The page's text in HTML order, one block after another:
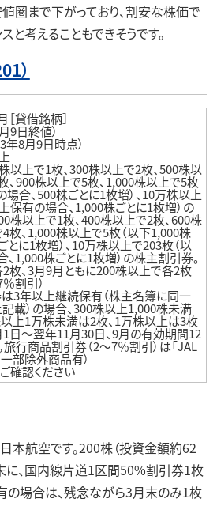
圏まで下がっており、割安な株価で
と考えることもできそうです。
）
［貸借銘柄］
9日終値）
年8月9日時点）
以上で1枚、300株以上で2枚、500株以
、900株以上で5枚、1,000株以上で5枚
合、500株ごとに1枚増）、10万株以上
保有の場合、1,000株ごとに1枚増）の
株以上で1枚、400株以上で2枚、600株
枚、1,000株以上で5枚（以下1,000株
に1枚増）、10万株以上で203枚（以
1,000株ごとに1枚増）の株主割引券。
枚、3月9月ともに200株以上で各2枚
割引）
3年以上継続保有（株主名簿に同一
載）の場合、300株以上1,000株未満
上1万株未満は2枚、1万株以上は3枚
日～翌年11月30日、9月の有効期間12
行商品割引券（2～7％割引）は「JAL
部除外商品有）
確認ください
本航空です。200株（投資金額約62
に、国内線片道1区間50%割引券1枚
の場合は、残念ながら3月末のみ1枚